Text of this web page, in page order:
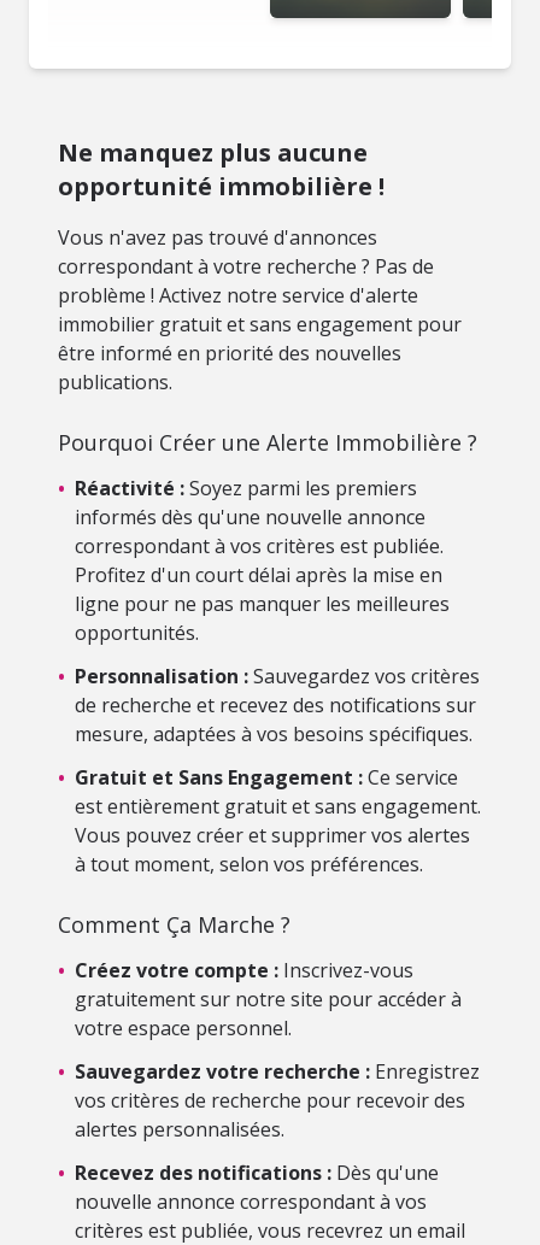
Ne manquez plus aucune
opportunité immobilière !
Vous n'avez pas trouvé d'annonces
correspondant à votre recherche ? Pas de
problème ! Activez notre service d'alerte
immobilier gratuit et sans engagement pour
être informé en priorité des nouvelles
publications.
Pourquoi Créer une Alerte Immobilière ?
• Réactivité :Soyez parmi les premiers
informés dès qu'une nouvelle annonce
correspondant à vos critères est publiée.
Profitez d'un court délai après la mise en
ligne pour ne pas manquer les meilleures
opportunités.
• Personnalisation :Sauvegardez vos critères
de recherche et recevez des notifications sur
mesure, adaptées à vos besoins spécifiques.
• Gratuit et Sans Engagement :Ce service
est entièrement gratuit et sans engagement.
Vous pouvez créer et supprimer vos alertes
à tout moment, selon vos préférences.
Comment Ça Marche ?
• Créez votre compte : Inscrivez-vous
gratuitement sur notre site pour accéder à
votre espace personnel.
• Sauvegardez votre recherche : Enregistrez
vos critères de recherche pour recevoir des
alertes personnalisées.
• Recevez des notifications : Dès qu'une
nouvelle annonce correspondant à vos
critères est publiée, vous recevrez un email